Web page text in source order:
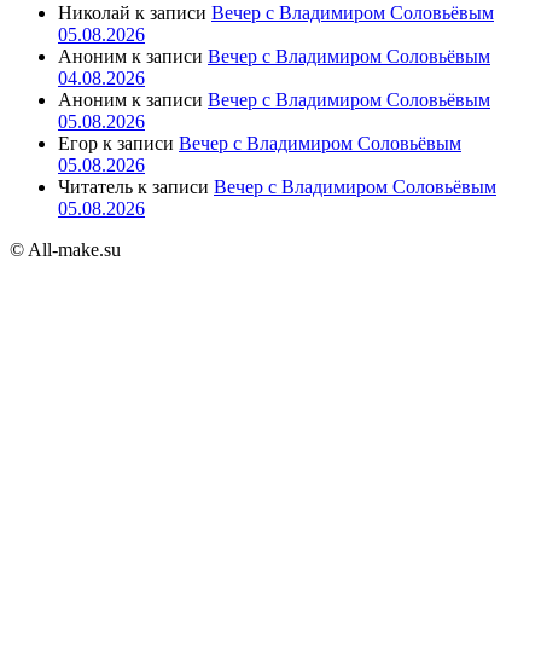
Николай к записи Вечер с Владимиром Соловьёвым
05.08.2026
Аноним к записи Вечер с Владимиром Соловьёвым
04.08.2026
Аноним к записи Вечер с Владимиром Соловьёвым
05.08.2026
Егор к записи Вечер с Владимиром Соловьёвым
05.08.2026
Читатель к записи Вечер с Владимиром Соловьёвым
05.08.2026
© All-make.su